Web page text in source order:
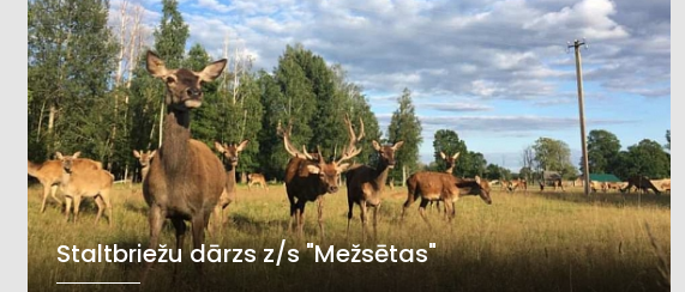
Staltbriežu dārzs z/s "Mežsētas"